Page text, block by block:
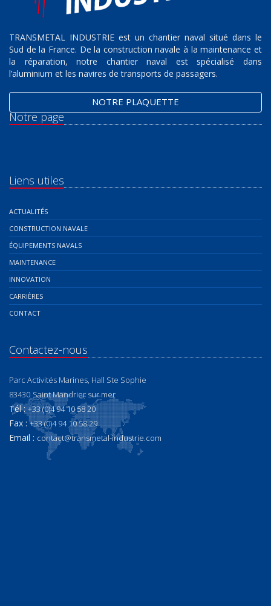
TRANSMETAL INDUSTRIE est un chantier naval situé dans le
Sud de la France. De la construction navale à la maintenance et
la réparation, notre chantier naval est spécialisé dans
l’aluminium et les navires de transports de passagers.
NOTRE PLAQUETTE
Notre page
Liens utiles
ACTUALITÉS
CONSTRUCTION NAVALE
ÉQUIPEMENTS NAVALS
MAINTENANCE
INNOVATION
CARRIÈRES
CONTACT
Contactez-nous
Parc Activités Marines, Hall Ste Sophie
83430 Saint Mandrier sur mer
Tél : +33 (0)4 94 10 58 20
Fax :+33 (0)4 94 10 58 29
Email : contact@transmetal-industrie.com